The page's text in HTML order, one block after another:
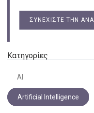
ΣΥΝΕΧΊΣΤΕ ΤΗΝ
Κατηγορίες
AI
Artificial Intelligence